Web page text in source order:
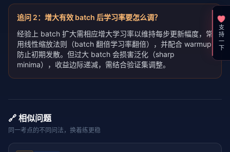
追问 2： 增大有效 batch 后学习率要怎么调？
经验上 batch 扩大需相应增大学习率以维持每步更新幅度，常
用线性缩放法则（batch 翻倍学习率翻倍），并配合 warmup
防止初期发散。但过大 batch 会损害泛化（sharp
minima），收益边际递减，需结合验证集调整。
🔗 相似问题
同一考点的不同问法，换着练更稳
支持一下